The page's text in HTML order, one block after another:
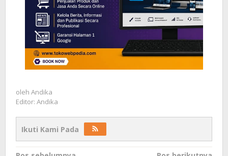
oleh Andika
Editor: Andika
Ikuti Kami Pada